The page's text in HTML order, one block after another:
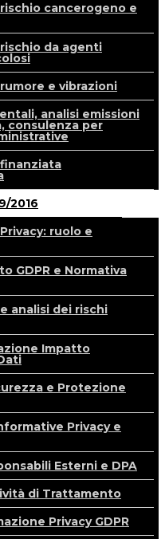
cancerogeno e
da agenti
e vibrazioni
analisi emissioni
consulenza per
2016
ruolo e
GDPR e Normativa
analisi dei rischi
Impatto
e Protezione
Privacy e
Esterni e DPA
di Trattamento
Privacy GDPR